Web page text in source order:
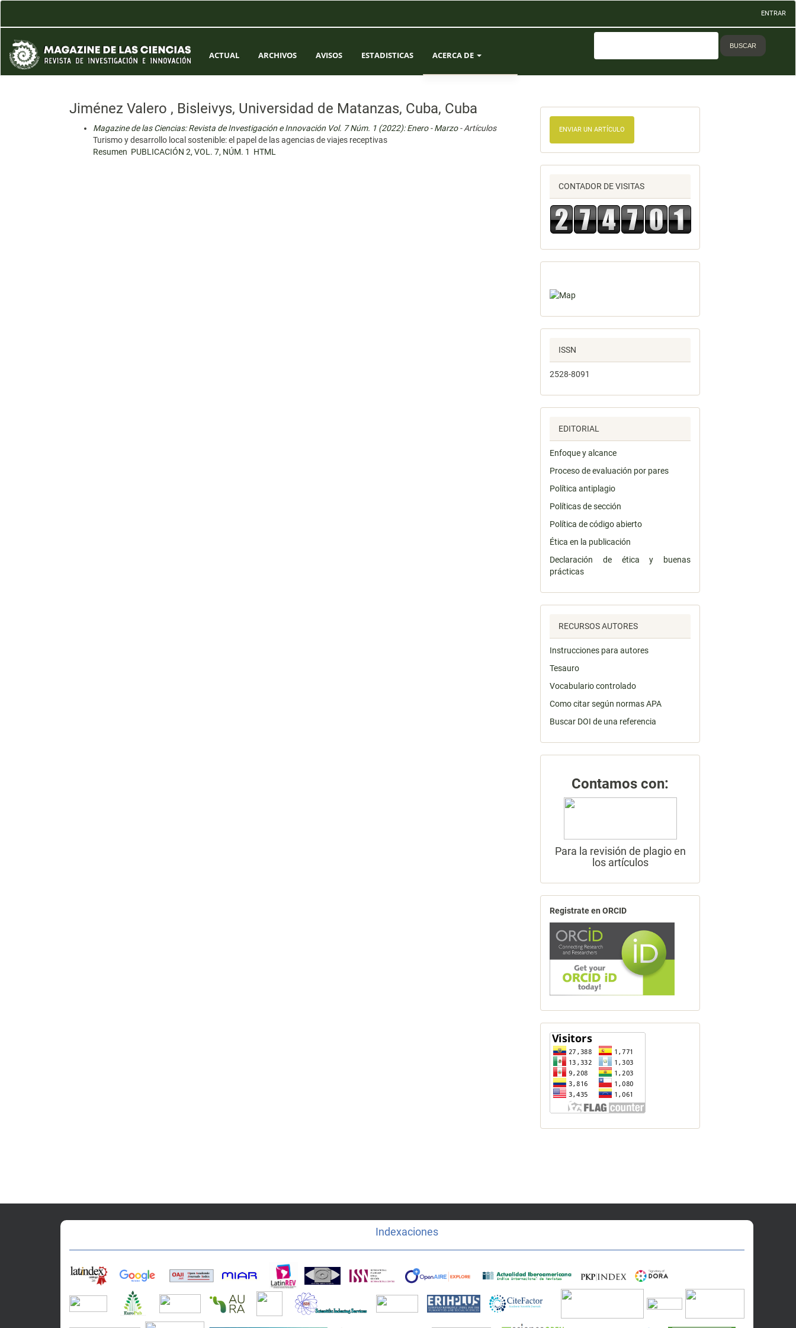
Contenido
principal
Barra
lateral
ENTRAR
ACTUAL ARCHIVOS AVISOS ESTADISTICAS ACERCA DE
BUSCAR
Jiménez Valero , Bisleivys, Universidad de Matanzas, Cuba, Cuba
Magazine de las Ciencias: Revista de Investigación e Innovación Vol. 7 Núm. 1 (2022): Enero - Marzo- Artículos
Turismo y desarrollo local sostenible: el papel de las agencias de viajes receptivas
Resumen PUBLICACIÓN 2, VOL. 7, NÚM. 1 HTML
ENVIAR UN ARTÍCULO
CONTADOR DE VISITAS
ISSN
2528-8091
EDITORIAL
Enfoque y alcance
Proceso de evaluación por pares
Política antiplagio
Políticas de sección
Política de código abierto
Ética en la publicación
Declaración de ética y buenas
prácticas
RECURSOS AUTORES
Instrucciones para autores
Tesauro
Vocabulario controlado
Como citar según normas APA
Buscar DOI de una referencia
Contamos con:
Para la revisión de plagio en
los artículos
Registrate en ORCID
Indexaciones